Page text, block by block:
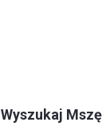
Wyszukaj